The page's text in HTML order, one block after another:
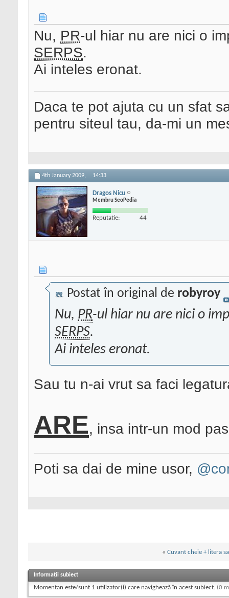
Nu, PR-ul hiar nu are nici o
SERPS.
Ai inteles eronat.
Daca te pot ajuta cu un sfat
pentru siteul tau, da-mi un
4th January 2009, 14:33
Dragos Nicu
Membru SeoPedia
Reputatie: 44
Postat în original de robyroy
Nu, PR-ul hiar nu are nici o
SERPS.
Ai inteles eronat.
Sau tu n-ai vrut sa faci
ARE, insa intr-un mod
Poti sa dai de mine usor,
« Cuvant cheie + litera
Informații subiect
Momentan este/sunt 1 utilizator(i) care navighează în acest subiect. (0